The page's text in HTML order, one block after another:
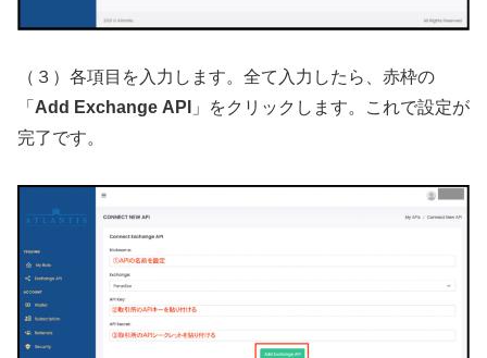
（３）各項目を入力します。全て入力したら、赤枠の
「 Add Exchange API
」をクリックします。これで設定が
完了です。